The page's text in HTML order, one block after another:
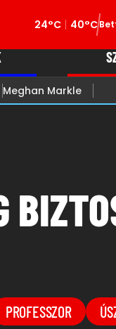
24°C 40°C
Meghan Markle
PROFESSZOR